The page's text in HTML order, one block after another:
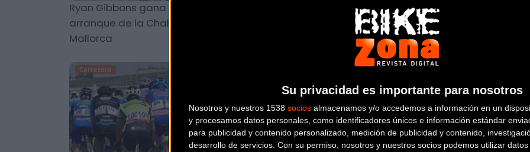
Su privacidad es importante para nosotros
Nosotros y nuestros 1538 socios almacenamos y/o accedemos a información en un
y procesamos datos personales, como identificadores únicos e información estándar
para publicidad y contenido personalizado, medición de publicidad y contenido,
desarrollo de servicios. Con su permiso, nosotros y nuestros socios podemos utilizar
Ryan Gibbons gana el Trofeo Calvía en el
arranque de la Challenge Ciclista de
Mallorca
Vídeos: El húngaro Attila Valter es el
nuevo líder del Giro de Italia 2021
Carretera